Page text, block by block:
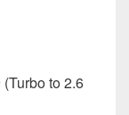
to 2.6